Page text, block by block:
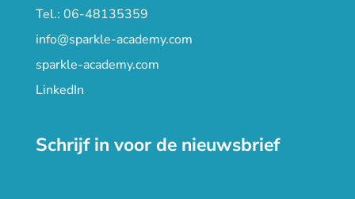
Tel.: 06-48135359
info@sparkle-academy.com
sparkle-academy.com
LinkedIn
Schrijf in voor de nieuwsbrief